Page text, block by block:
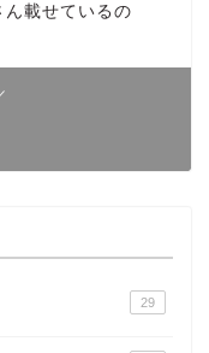
載せているの
29